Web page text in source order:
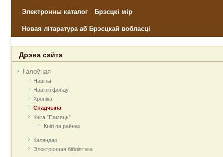
Электронны каталог
Брэсцкі мір
Новая літаратура аб Брэсцкай вобласці
Дрэва сайта
Галоўная
Навіны
Навінкі фонду
Хроніка
Спадчына
Кніга "Памяць"
Кнігі па раёнах
Каляндар
Электронная бібліятэка